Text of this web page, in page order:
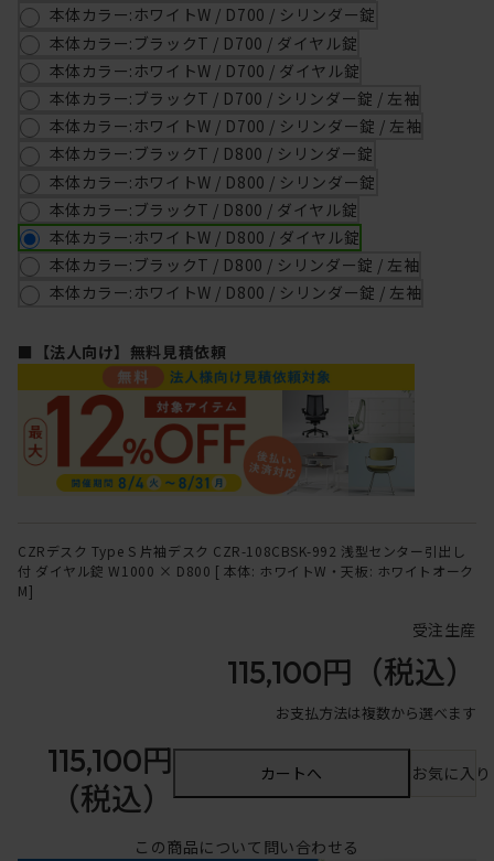
本体カラー:ホワイトW / D700 / シリンダー錠
本体カラー:ブラックT / D700 / ダイヤル錠
本体カラー:ホワイトW / D700 / ダイヤル錠
本体カラー:ブラックT / D700 / シリンダー錠 / 左袖
本体カラー:ホワイトW / D700 / シリンダー錠 / 左袖
本体カラー:ブラックT / D800 / シリンダー錠
本体カラー:ホワイトW / D800 / シリンダー錠
本体カラー:ブラックT / D800 / ダイヤル錠
本体カラー:ホワイトW / D800 / ダイヤル錠
本体カラー:ブラックT / D800 / シリンダー錠 / 左袖
本体カラー:ホワイトW / D800 / シリンダー錠 / 左袖
■【法人向け】無料見積依頼
CZRデスク Type S 片袖デスク CZR-108CBSK-992 浅型センター引出し
付 ダイヤル錠 W1000 × D800 [ 本体: ホワイトW・天板: ホワイトオーク
M]
受注生産
115,100円 （税込）
お支払方法は複数から選べます
115,100円
（税込）
カートへ お気に入
この商品について問い合わせる